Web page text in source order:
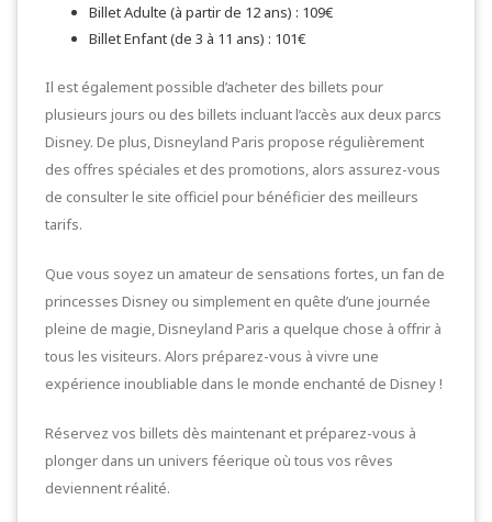
Billet Adulte (à partir de 12 ans) : 109€
Billet Enfant (de 3 à 11 ans) : 101€
Il est également possible d’acheter des billets pour
plusieurs jours ou des billets incluant l’accès aux deux parcs
Disney. De plus, Disneyland Paris propose régulièrement
des offres spéciales et des promotions, alors assurez-vous
de consulter le site officiel pour bénéficier des meilleurs
tarifs.
Que vous soyez un amateur de sensations fortes, un fan de
princesses Disney ou simplement en quête d’une journée
pleine de magie, Disneyland Paris a quelque chose à offrir à
tous les visiteurs. Alors préparez-vous à vivre une
expérience inoubliable dans le monde enchanté de Disney !
Réservez vos billets dès maintenant et préparez-vous à
plonger dans un univers féerique où tous vos rêves
deviennent réalité.